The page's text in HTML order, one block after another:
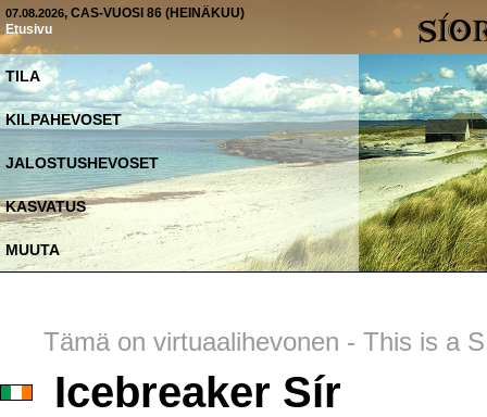
07.08.2026, CAS-VUOSI 86 (HEINÄKUU)
Etusivu
TILA
KILPAHEVOSET
JALOSTUSHEVOSET
KASVATUS
MUUTA
Tämä on virtuaalihevonen - This is a
Icebreaker Sír